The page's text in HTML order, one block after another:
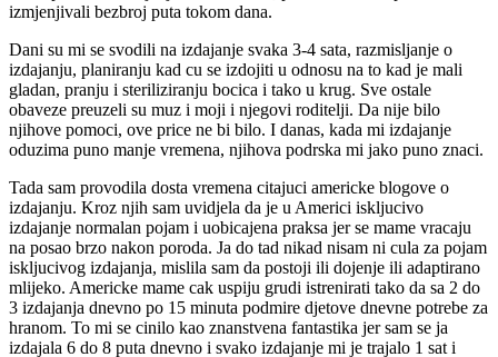
izmjenjivali bezbroj puta tokom dana.
Dani su mi se svodili na izdajanje svaka 3-4 sata, razmisljanje o
izdajanju, planiranju kad cu se izdojiti u odnosu na to kad je mali
gladan, pranju i steriliziranju bocica i tako u krug. Sve ostale
obaveze preuzeli su muz i moji i njegovi roditelji. Da nije bilo
njihove pomoci, ove price ne bi bilo. I danas, kada mi izdajanje
oduzima puno manje vremena, njihova podrska mi jako puno znaci.
Tada sam provodila dosta vremena citajuci americke blogove o
izdajanju. Kroz njih sam uvidjela da je u Americi iskljucivo
izdajanje normalan pojam i uobicajena praksa jer se mame vracaju
na posao brzo nakon poroda. Ja do tad nikad nisam ni cula za pojam
iskljucivog izdajanja, mislila sam da postoji ili dojenje ili adaptirano
mlijeko. Americke mame cak uspiju grudi istrenirati tako da sa 2 do
3 izdajanja dnevno po 15 minuta podmire djetove dnevne potrebe za
hranom. To mi se cinilo kao znanstvena fantastika jer sam se ja
izdajala 6 do 8 puta dnevno i svako izdajanje mi je trajalo 1 sat i